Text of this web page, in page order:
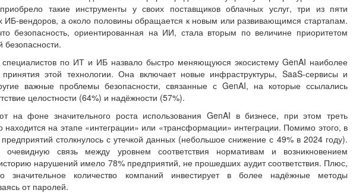
такие инструменты у своих поставщиков облачных услуг, три из пяти
ИБ-вендоров, а около половины обращается к новым или развивающимся стартапам.
безопасность, ориентированная на ИИ, стала вторым по величине приоритетом
безопасности.
по ИТ и ИБ назвало быстро меняющуюся экосистему GenAI наиболее
этой технологии. Она включает новые инфраструктуры, SaaS-сервисы и
важные проблемы безопасности, связанные с GenAI, на которые ссылались
целостности (64%) и надёжности (57%).
на фоне значительного роста использования GenAI в бизнесе, при этом треть
находится на этапе «интеграции» или «трансформации» интеграции. Помимо этого, в
предприятий столкнулось с утечкой данных (небольшое снижение с 49% в 2024 году).
очевидную связь между уровнем соответствия нормативам и возникновением
нарушений имело 78% предприятий, не прошедших аудит соответствия. Плюс,
значительное количество компаний инвестирует в более надёжные методы
от паролей.